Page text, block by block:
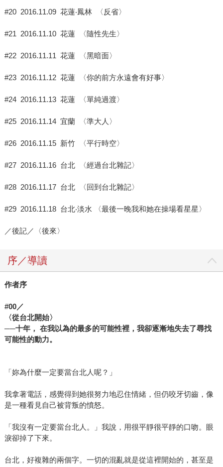
#20 2016.11.09 花蓮‧鳳林 〈反省〉
#21 2016.11.10 花蓮 〈隨性先生〉
#22 2016.11.11 花蓮 〈黑暗面〉
#23 2016.11.12 花蓮 〈你的前方永遠會有好事〉
#24 2016.11.13 花蓮 〈單純過渡〉
#25 2016.11.14 宜蘭 〈準大人〉
#26 2016.11.15 新竹 〈平行時空〉
#27 2016.11.16 台北 〈經過台北雜記〉
#28 2016.11.17 台北 〈回到台北雜記〉
#29 2016.11.18 台北‧淡水 〈最後一晚我和她在操場看星星〉
／後記／〈後來〉
序／導讀
作者序
#00／
〈從台北開始〉
──十年， 在我以為的最多的可能性裡，我卻逐漸地失去了尋找
可能性的動力。
「妳為什麼一定要當台北人呢？」
我拿著電話，感覺得到她很努力地忍住情緒，但仍咬牙切齒，像
是一種看見自己被背叛的憤怒。
「我沒有一定要當台北人。」我說，用很平靜很平靜的口吻。眼
淚卻掉了下來。
台北，好複雜的兩個字。一切的混亂就是從這裡開始的，甚至是